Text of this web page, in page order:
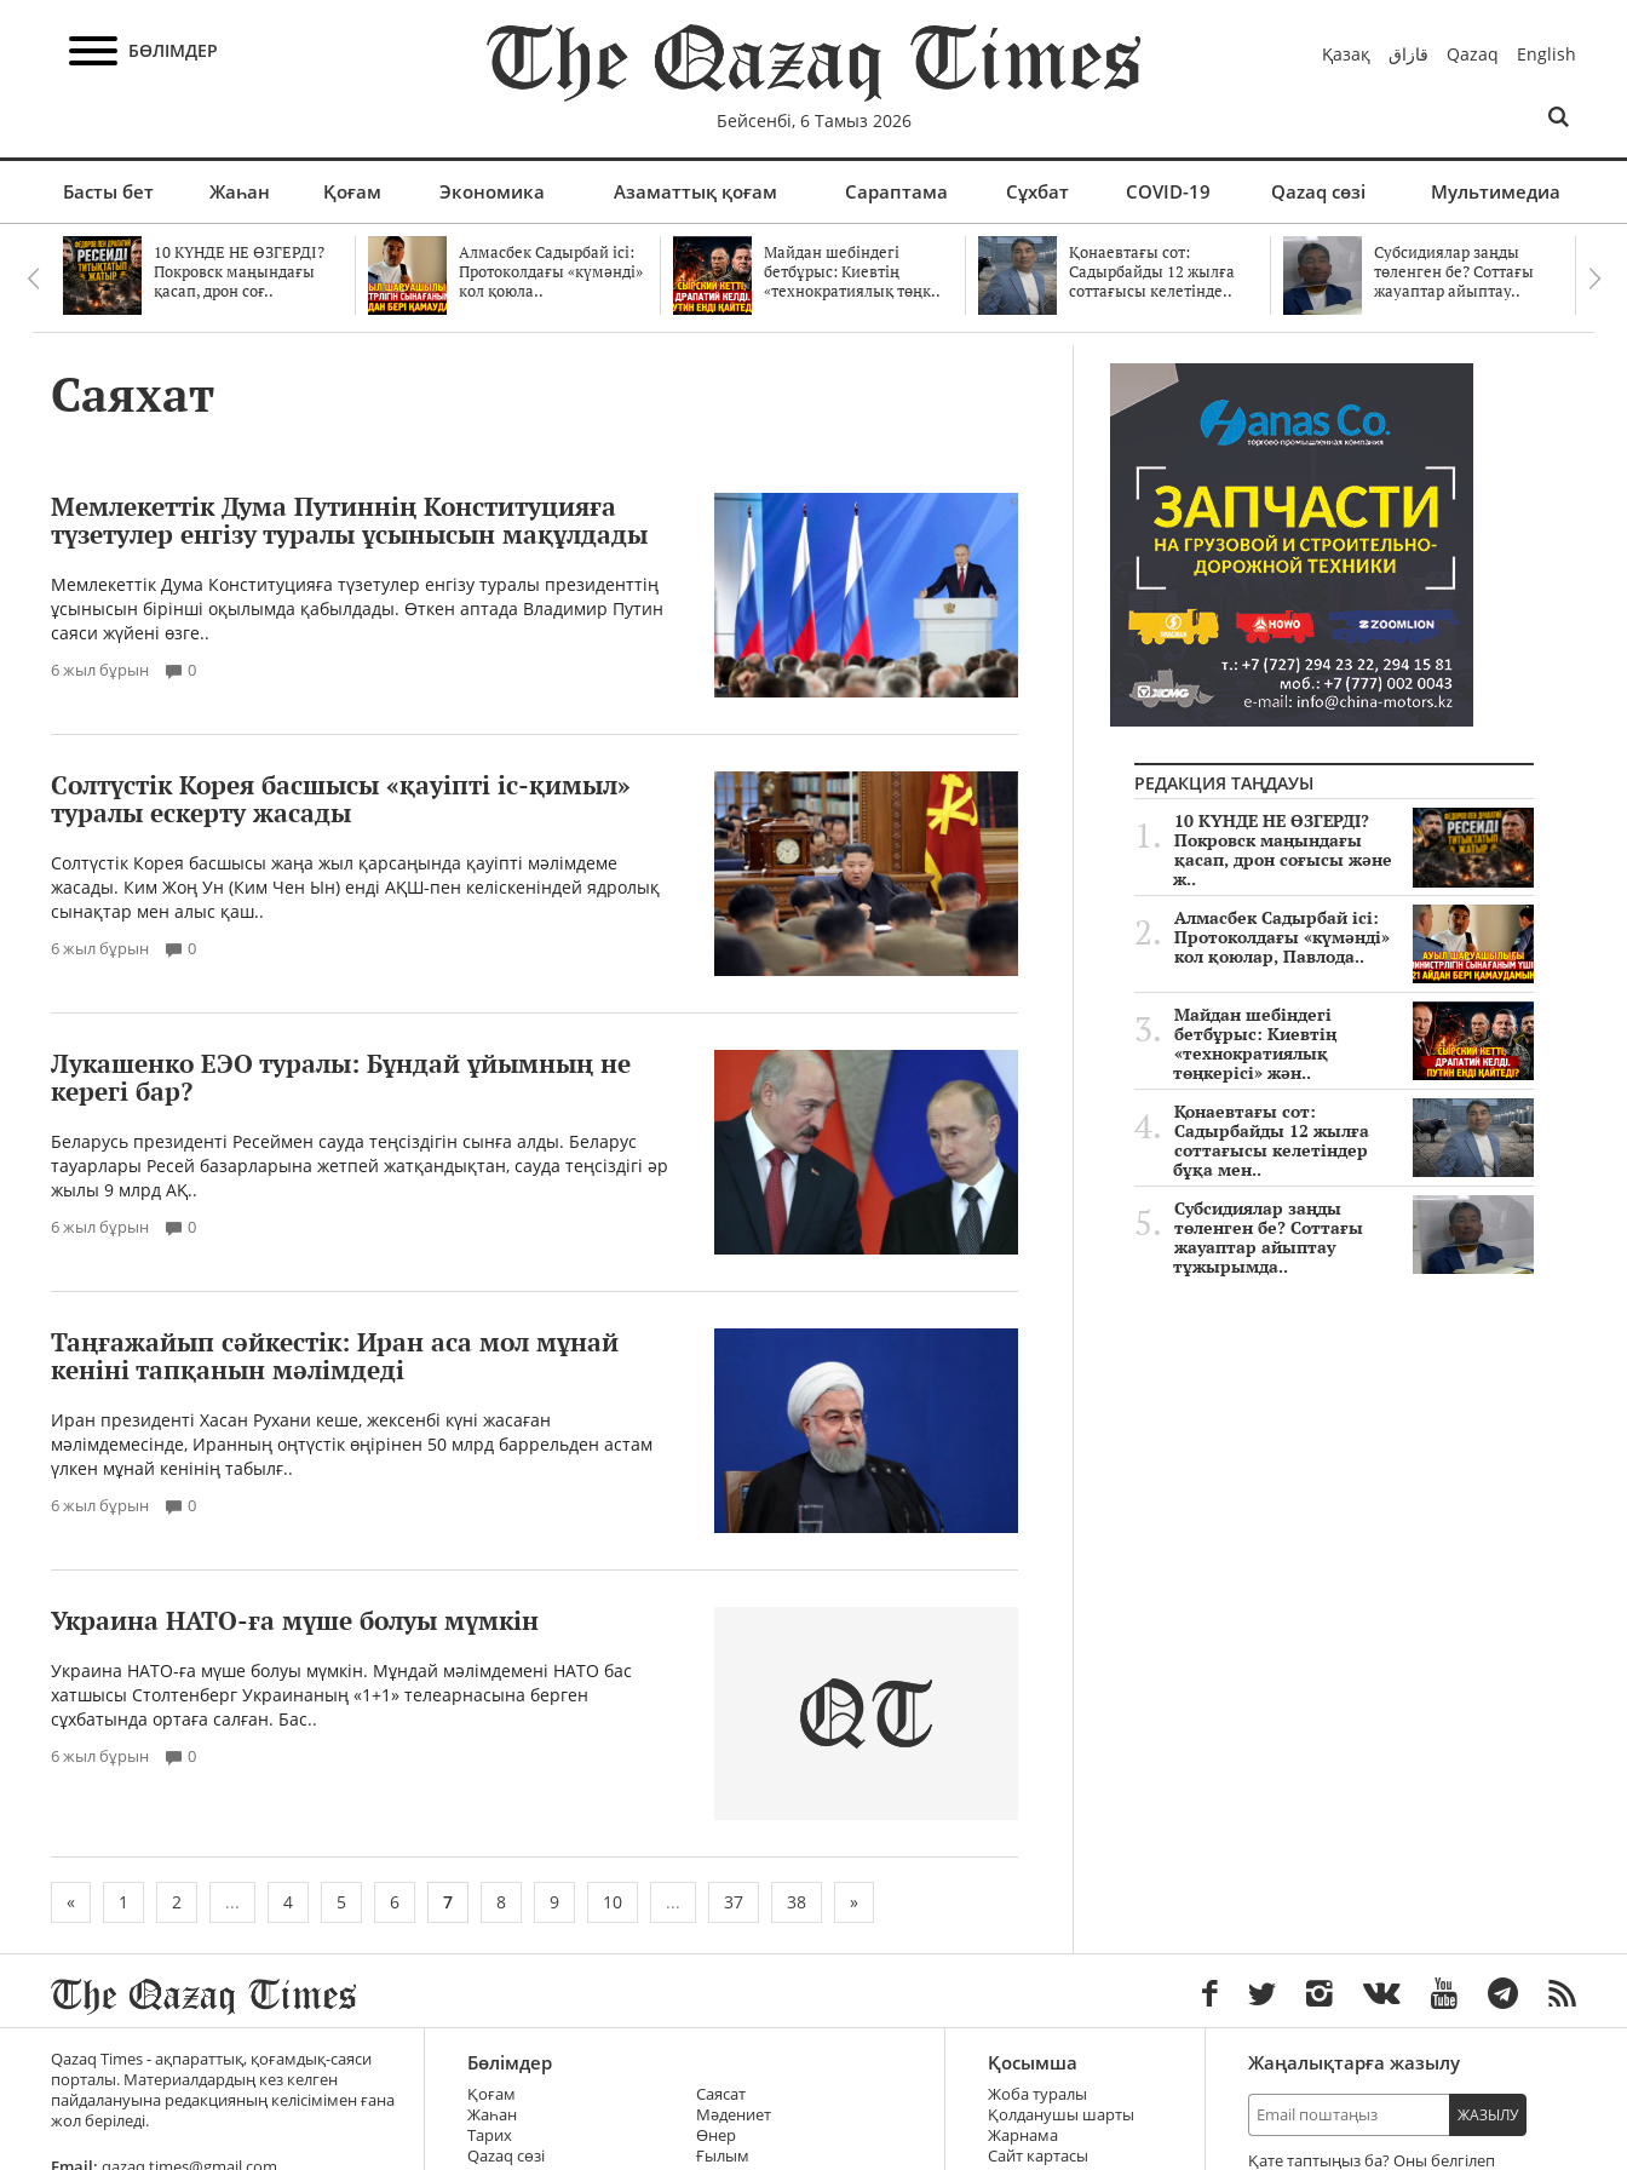
БӨЛІМДЕР
Бейсенбі, 6 Тамыз 2026
Қазақ قازاق Qazaq English
Басты бет Жаһан Қоғам Экономика Азаматтық қоғам Сараптама Сұхбат COVID-19 Qazaq сөзі Мультимедиа
10 КҮНДЕ НЕ ӨЗГЕРДІ?
Покровск маңындағы
қасап, дрон соғ..
Алмасбек Садырбай ісі:
Протоколдағы «күмәнді»
кол қоюла..
Майдан шебіндегі
бетбұрыс: Киевтің
«технократиялық төңк..
Қонаевтағы сот:
Садырбайды 12 жылға
соттағысы келетінде..
Субсидиялар заңды
төленген бе? Соттағы
жауаптар айыптау..
Саяхат
Мемлекеттік Дума Путиннің Конституцияға
түзетулер енгізу туралы ұсынысын мақұлдады
Мемлекеттік Дума Конституцияға түзетулер енгізу туралы президенттің
ұсынысын бірінші оқылымда қабылдады. Өткен аптада Владимир Путин
саяси жүйені өзге..
6 жыл бұрын 0
Солтүстік Корея басшысы «қауіпті іс-қимыл»
туралы ескерту жасады
Солтүстік Корея басшысы жаңа жыл қарсаңында қауіпті мәлімдеме
жасады. Ким Жоң Ун (Ким Чен Ын) енді АҚШ-пен келіскеніндей ядролық
сынақтар мен алыс қаш..
6 жыл бұрын 0
Лукашенко ЕЭО туралы: Бұндай ұйымның не
керегі бар?
Беларусь президенті Ресеймен сауда теңсіздігін сынға алды. Беларус
тауарлары Ресей базарларына жетпей жатқандықтан, сауда теңсіздігі әр
жылы 9 млрд АҚ..
6 жыл бұрын 0
Таңғажайып сәйкестік: Иран аса мол мұнай
кеніні тапқанын мәлімдеді
Иран президенті Хасан Рухани кеше, жексенбі күні жасаған
мәлімдемесінде, Иранның оңтүстік өңірінен 50 млрд баррельден астам
үлкен мұнай кенінің табылғ..
6 жыл бұрын 0
Украина НАТО-ға мүше болуы мүмкін
Украина НАТО-ға мүше болуы мүмкін. Мұндай мәлімдемені НАТО бас
хатшысы Столтенберг Украинаның «1+1» телеарнасына берген
сұхбатында ортаға салған. Бас..
6 жыл бұрын 0
« 1 2 ... 4 5 6 7 8 9 10 ... 37 38 »
РЕДАКЦИЯ ТАҢДАУЫ
10 КҮНДЕ НЕ ӨЗГЕРДІ?
Покровск маңындағы
қасап, дрон соғысы және
ж..
Алмасбек Садырбай ісі:
Протоколдағы «күмәнді»
кол қоюлар, Павлода..
Майдан шебіндегі
бетбұрыс: Киевтің
«технократиялық
төңкерісі» жән..
Қонаевтағы сот:
Садырбайды 12 жылға
соттағысы келетіндер
бұқа мен..
Субсидиялар заңды
төленген бе? Соттағы
жауаптар айыптау
тұжырымда..
Qazaq Times - ақпараттық, қоғамдық-саяси
порталы. Материалдардың кез келген
пайдалануына редакцияның келісімімен ғана
жол беріледі.
Бөлімдер
Қоғам
Жаһан
Тарих
Qazaq сөзі
Саясат
Мәдениет
Өнер
Ғылым
Қосымша
Жоба туралы
Қолданушы шарты
Жарнама
Сайт картасы
Жаңалықтарға жазылу
ЖАЗЫЛУ
Қате таптыңыз ба? Оны белгілеп